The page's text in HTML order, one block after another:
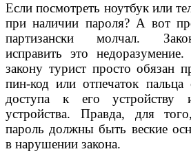
Если посмотреть ноутбук или
при наличии пароля? А вот
партизански молчал.
исправить это
закону турист просто обязан
пин-код или отпечаток
доступа к его устройству
устройства. Правда, для
пароль должны быть веские
в нарушении закона.